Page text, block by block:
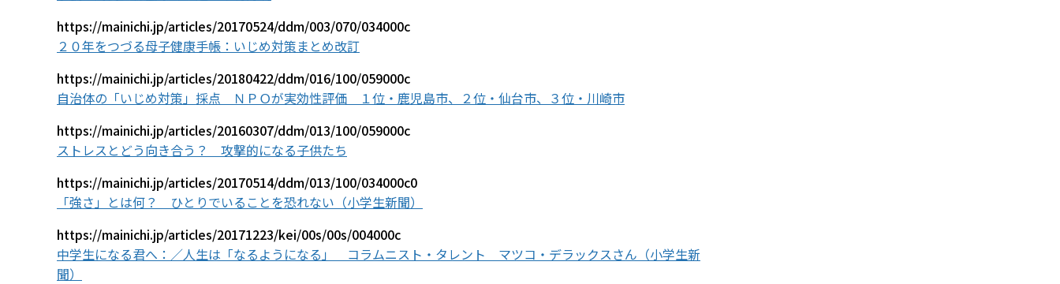
https://mainichi.jp/articles/20170524/ddm/003/070/034000c
２０年をつづる母子健康手帳：いじめ対策まとめ改訂
https://mainichi.jp/articles/20180422/ddm/016/100/059000c
自治体の「いじめ対策」採点 ＮＰＯが実効性評価 １位・鹿児島市、２位・仙台市、３位・川崎市
https://mainichi.jp/articles/20160307/ddm/013/100/059000c
ストレスとどう向き合う？ 攻撃的になる子供たち
https://mainichi.jp/articles/20170514/ddm/013/100/034000c0
「強さ」とは何？ ひとりでいることを恐れない（小学生新聞）
https://mainichi.jp/articles/20171223/kei/00s/00s/004000c
中学生になる君へ：／人生は「なるようになる」 コラムニスト・タレント マツコ・デラックスさん（小学生新
聞）